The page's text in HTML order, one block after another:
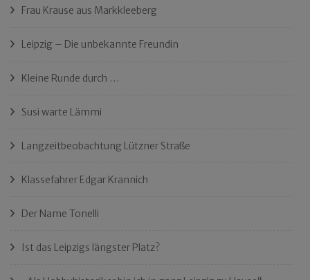
Frau Krause aus Markkleeberg
Leipzig – Die unbekannte Freundin
Kleine Runde durch …
Susi warte Lämmi
Langzeitbeobachtung Lützner Straße
Klassefahrer Edgar Krannich
Der Name Tonelli
Ist das Leipzigs längster Platz?